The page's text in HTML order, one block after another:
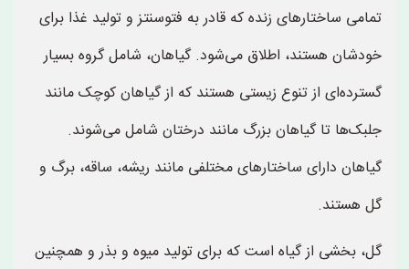
تمامی ساختارهای زنده که قادر به فتوسنتز و تولید غذا برای
خودشان هستند، اطلاق می‌شود. گیاهان، شامل گروه بسیار
گسترده‌ای از تنوع زیستی هستند که از گیاهان کوچک مانند
جلبک‌ها تا گیاهان بزرگ مانند درختان شامل می‌شوند.
گیاهان دارای ساختارهای مختلفی مانند ریشه، ساقه، برگ و
گل هستند.
گل، بخشی از گیاه است که برای تولید میوه و بذر و همچنین